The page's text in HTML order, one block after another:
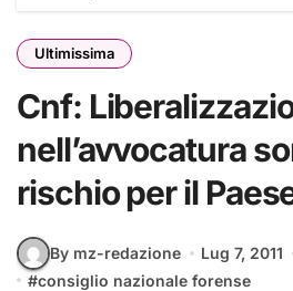
Ultimissima
Cnf:
nell’avvocatura
rischio per il
By mz-redazione Lug 7, 2011
#consiglio nazionale forense